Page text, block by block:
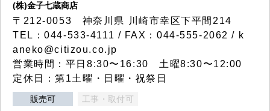
(株)金子七蔵商店
〒212-0053 神奈川県 川崎市幸区下平間214
TEL：044-533-4111 / FAX：044-555-2062 / k
aneko@citizou.co.jp
営業時間：平日8:30〜16:30 土曜8:30〜12:00
定休日：第1土曜・日曜・祝祭日
販売可 工事・取付可